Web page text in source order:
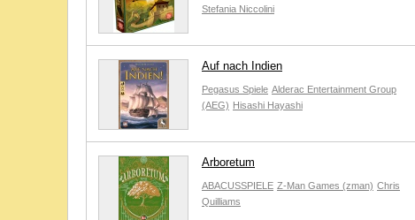
Stefania Niccolini
Auf nach Indien
Pegasus Spiele Alderac Entertainment Group
(AEG) Hisashi Hayashi
Arboretum
ABACUSSPIELE Z-Man Games (zman) Chris
Quilliams